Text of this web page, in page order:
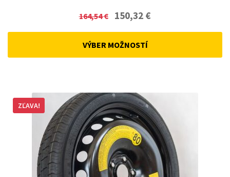
164,54€ Original
was:
150,32 €
VÝBER MOŽNOSTÍ
ZĽAVA!